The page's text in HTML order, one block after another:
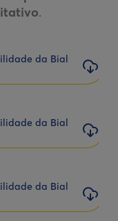
.
da Bial
da Bial
da Bial